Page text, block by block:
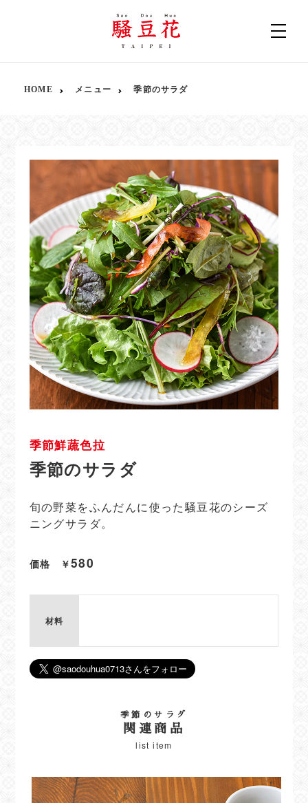
HOME メニュー 季節のサラダ
季節鮮蔬色拉
季節のサラダ
旬の野菜をふんだんに使った騒豆花のシーズ
ニングサラダ。
価格 ￥580
材料
季節のサラダ
関連商品
list item